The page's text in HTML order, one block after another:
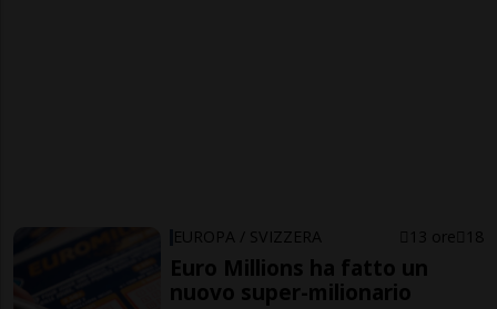
EUROPA / SVIZZERA 13 ore 18
Euro Millions ha fatto un
nuovo super-milionario